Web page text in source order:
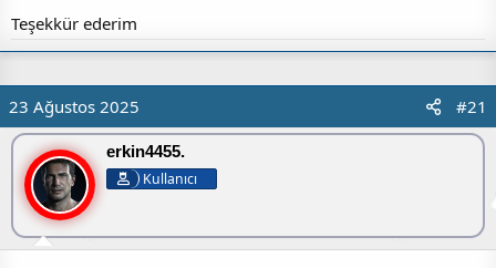
Teşekkür ederim
23 Ağustos 2025 #21
erkin4455.
Kullanıcı